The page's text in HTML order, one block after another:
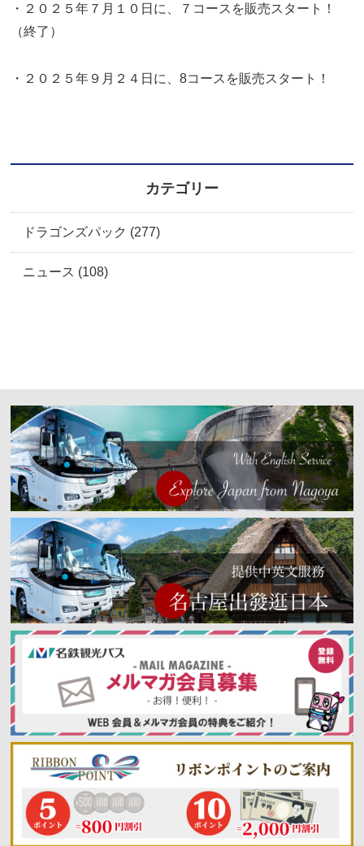
・２０２５年７月１０日に、７コースを販売スタート！
（終了）
・２０２５年９月２４日に、8コースを販売スタート！
カテゴリー
ドラゴンズパック (277)
ニュース (108)